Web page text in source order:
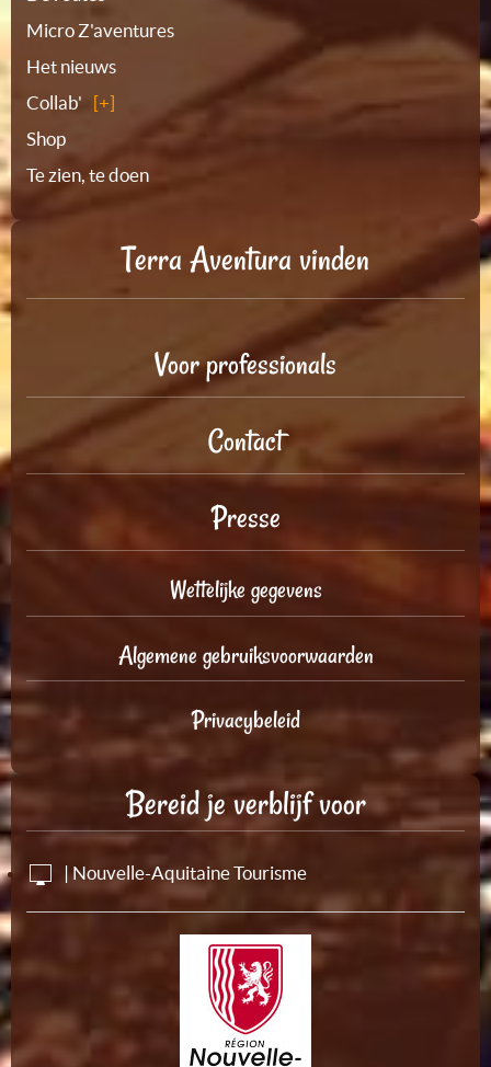
Micro Z'aventures
Het nieuws
Collab'
Shop
Te zien, te doen
Terra Aventura vinden
Voor professionals
Contact
Presse
Wettelijke gegevens
Algemene gebruiksvoorwaarden
Privacybeleid
Bereid je verblijf voor
| Nouvelle-Aquitaine Tourisme